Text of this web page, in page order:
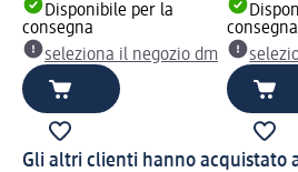
Disponibile per la
consegna
seleziona il negozio dm
consegna
Gli altri clienti hanno acquistato